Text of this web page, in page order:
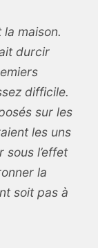
maison.
durcir
difficile.
sur les
les uns
l’effet
la
soit pas à